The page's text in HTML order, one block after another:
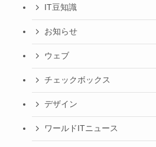
IT豆知識
お知らせ
ウェブ
チェックボックス
デザイン
ワールドITニュース